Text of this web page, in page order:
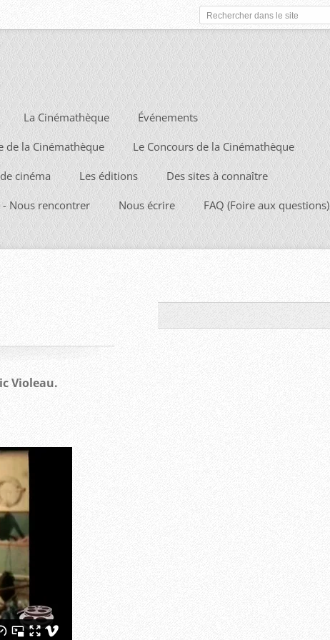
La Cinémathèque Événements
de la Cinémathèque Le Concours de la Cinémathèque
cinéma Les éditions Des sites à connaître
- Nous rencontrer Nous écrire FAQ (Foire aux questions)
Violeau.